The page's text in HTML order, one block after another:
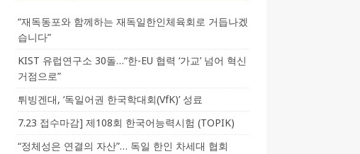
“재독동포와 함께하는 재독일한인체육회로 거듭나겠
습니다”
KIST 유럽연구소 30돌…“한-EU 협력 ‘가교’ 넘어 혁신
거점으로”
튀빙겐대, ‘독일어권 한국학대회(VfK)’ 성료
7.23 접수마감] 제108회 한국어능력시험 (TOPIK)
“정체성은 연결의 자산”… 독일 한인 차세대 협회